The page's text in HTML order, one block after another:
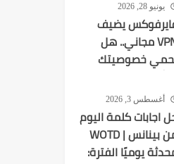
يونيو 28, 2026
يضيف
VPN مجاني.. هل
خصوصيتك
فعلًا؟
أغسطس 3, 2026
اجابات كلمة اليوم
من بينانس | WOTD
يوميًا الفترة: